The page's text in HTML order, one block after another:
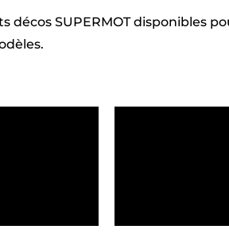
décos SUPERMOT disponibles